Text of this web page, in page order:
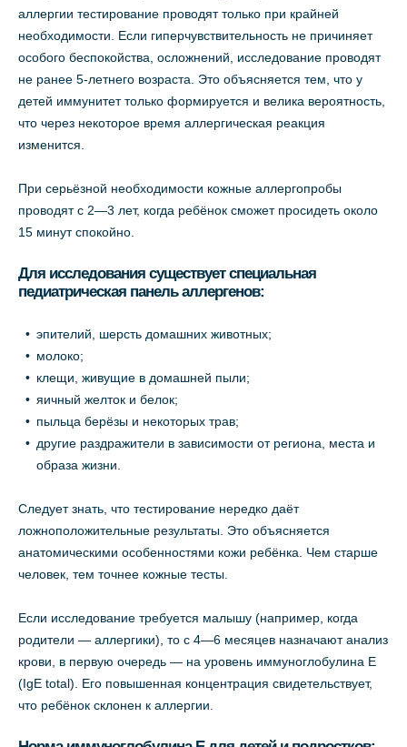
аллергии тестирование проводят только при крайней
необходимости. Если гиперчувствительность не причиняет
особого беспокойства, осложнений, исследование проводят
не ранее 5-летнего возраста. Это объясняется тем, что у
детей иммунитет только формируется и велика вероятность,
что через некоторое время аллергическая реакция
изменится.
При серьёзной необходимости кожные аллергопробы
проводят с 2—3 лет, когда ребёнок сможет просидеть около
15 минут спокойно.
Для исследования существует специальная
педиатрическая панель аллергенов:
эпителий, шерсть домашних животных;
молоко;
клещи, живущие в домашней пыли;
яичный желток и белок;
пыльца берёзы и некоторых трав;
другие раздражители в зависимости от региона, места и
образа жизни.
Следует знать, что тестирование нередко даёт
ложноположительные результаты. Это объясняется
анатомическими особенностями кожи ребёнка. Чем старше
человек, тем точнее кожные тесты.
Если исследование требуется малышу (например, когда
родители — аллергики), то с 4—6 месяцев назначают анализ
крови, в первую очередь — на уровень иммуноглобулина Е
(IgE total). Его повышенная концентрация свидетельствует,
что ребёнок склонен к аллергии.